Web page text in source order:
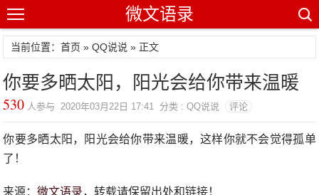
微文语录
当前位置：首页 »QQ说说 » 正文
你要多晒太阳，阳光会给你带来温暖
530 人参与 2020年03月22日 17:41 分类 : QQ说说 评论
你要多晒太阳，阳光会给你带来温暖，这样你就不会觉得孤单
了！
来源：微文语录，转载请保留出处和链接！